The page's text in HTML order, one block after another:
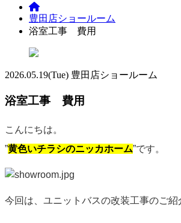
豊田店ショールーム
浴室工事 費用
2026.05.19(Tue) 豊田店ショールーム
浴室工事 費用
こんにちは。
”黄色いチラシのニッカホーム”です。
今回は、ユニットバスの改装工事のご紹